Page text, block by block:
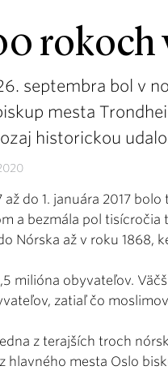
septembra bol v
mesta
historickou
až do 1. januára 2017
a bezmála pol
Nórska až v roku 1868,
milióna obyvateľov.
zatiaľ čo
z terajších troch
hlavného mesta Oslo